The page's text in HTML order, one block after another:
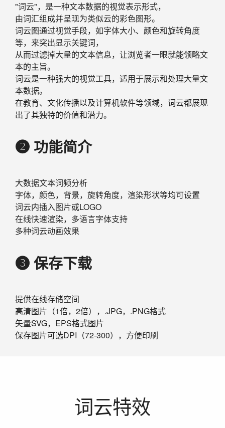
"词云"，是一种文本数据的视觉表示形式，
由词汇组成并呈现为类似云的彩色图形。
词云图通过视觉手段，如字体大小、颜色和旋转角度
等，来突出显示关键词，
从而过滤掉大量的文本信息，让浏览者一眼就能领略文
本的主旨。
词云是一种强大的视觉工具，适用于展示和处理大量文
本数据。
在教育、文化传播以及计算机软件等领域，词云都展现
出了其独特的价值和潜力。
❷ 功能简介
大数据文本词频分析
字体，颜色，背景，旋转角度，渲染形状等均可设置
词云内插入图片或LOGO
在线快速渲染，多语言字体支持
多种词云动画效果
❸ 保存下载
提供在线存储空间
高清图片（1倍，2倍），.JPG，.PNG格式
矢量SVG，EPS格式图片
保存图片可选DPI（72-300），方便印刷
词云特效